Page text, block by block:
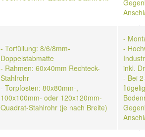
- Torfüllung: 8/6/8mm-
Doppelstabmatte
- Rahmen: 60x40mm Rechteck-
Stahlrohr
- Torpfosten: 80x80mm-,
100x100mm- oder 120x120mm-
Quadrat-Stahlrohr (je nach Breite)
-
-
inkl.
- Bei